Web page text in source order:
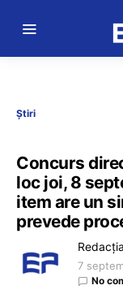
Știri
Concurs
loc joi, 8
item are un
prevede
Redacția
7
No